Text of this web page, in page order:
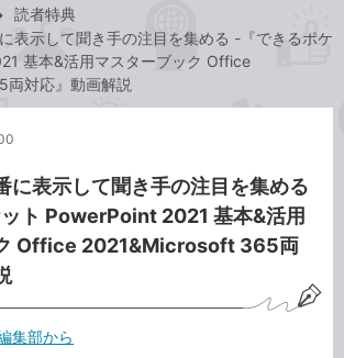
読者特典
表示して聞き手の注目を集める -『できるポケ
基本&活用マスターブック Office
対応』動画解説
に表示して聞き手の注目を集める
ト PowerPoint 2021 基本&活用
Office 2021&Microsoft 365両
集部から